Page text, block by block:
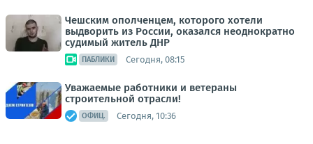
Чешским ополченцем, которого хотели
выдворить из России, оказался неоднократно
судимый житель ДНР
ПАБЛИКИ Сегодня, 08:15
Уважаемые работники и ветераны
строительной отрасли!
ОФИЦ. Сегодня, 10:36